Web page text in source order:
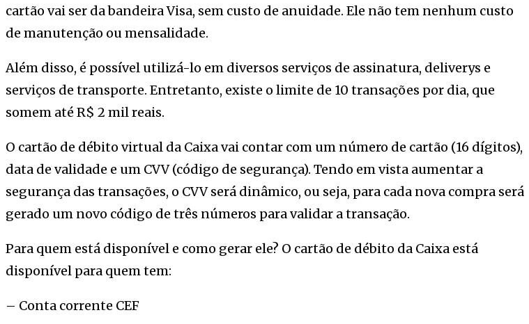
cartão vai ser da bandeira Visa, sem custo de anuidade. Ele não tem nenhum custo
de manutenção ou mensalidade.
Além disso, é possível utilizá-lo em diversos serviços de assinatura, deliverys e
serviços de transporte. Entretanto, existe o limite de 10 transações por dia, que
somem até R$ 2 mil reais.
O cartão de débito virtual da Caixa vai contar com um número de cartão (16 dígitos),
data de validade e um CVV (código de segurança). Tendo em vista aumentar a
segurança das transações, o CVV será dinâmico, ou seja, para cada nova compra será
gerado um novo código de três números para validar a transação.
Para quem está disponível e como gerar ele? O cartão de débito da Caixa está
disponível para quem tem:
– Conta corrente CEF